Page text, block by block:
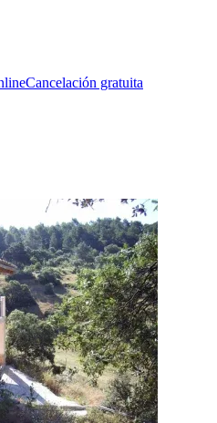
Cancelación gratuita